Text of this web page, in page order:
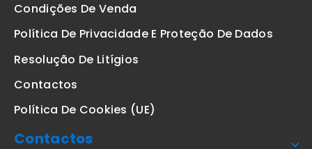
Condições De Venda
Política De Privacidade E Proteção De Dados
Resolução De Litígios
Contactos
Política De Cookies (UE)
Contactos